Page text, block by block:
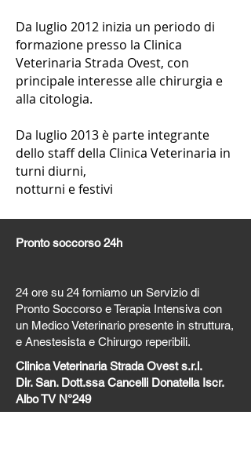
Da luglio 2012 inizia un periodo di
formazione presso la Clinica
Veterinaria Strada Ovest, con
principale interesse alle chirurgia e
alla citologia.
Da luglio 2013 è parte integrante
dello staff della Clinica Veterinaria in
turni diurni,
notturni e festivi
Pronto soccorso 24h
24 ore su 24 forniamo un Servizio di
Pronto Soccorso e Terapia Intensiva con
un Medico Veterinario presente in struttura,
e Anestesista e Chirurgo reperibili.
Clinica Veterinaria Strada Ovest s.r.l.
Dir. San. Dott.ssa Cancelli Donatella Iscr.
Albo TV N°249